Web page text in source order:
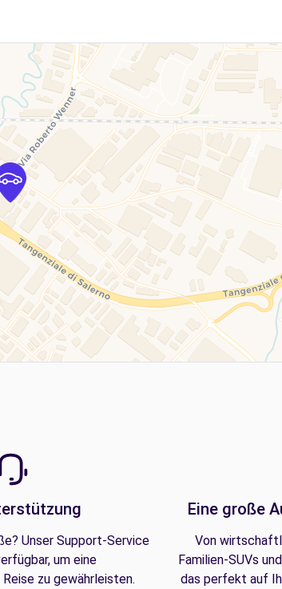
Unser Support-Service
um eine
zu gewährleisten.
Eine große
Von
Familien-SUVs
das perfekt auf